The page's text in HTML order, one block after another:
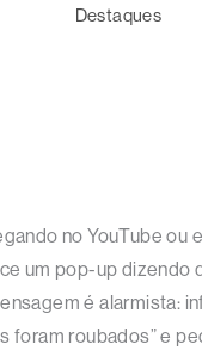
Destaques
no YouTube ou
um pop-up dizendo
é alarmista:
foram roubados” e